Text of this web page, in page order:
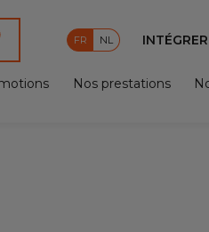
FR NL
Nos prestations